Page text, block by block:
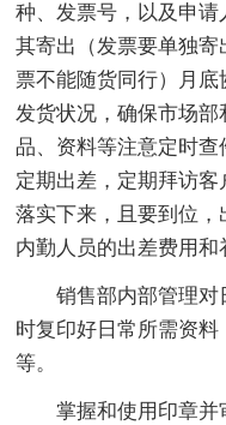
种、发票号，以及申
其寄出（发票要单独
票不能随货同行）月
发货状况，确保市场
品、资料等注意定时
定期出差，定期拜访
落实下来，且要到位，
内勤人员的出差费用和
销售部内部管理对
时复印好日常所需资
等。
掌握和使用印章